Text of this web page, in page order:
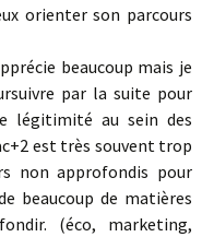
orienter son parcours
beaucoup mais je
par la suite pour
légitimité au sein des
est très souvent trop
non approfondis pour
beaucoup de matières
(éco, marketing,